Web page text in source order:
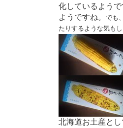
化しているよう
ようですね。 でも
たりするような気もし
北海道お土産と